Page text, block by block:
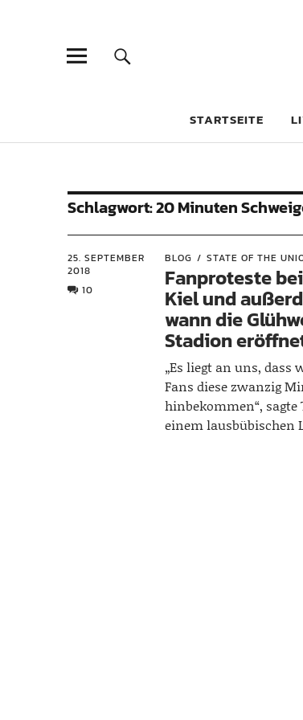
STARTSEITE
Schlagwort:20 Minuten
25. SEPTEMBER
2018
10
BLOG STATE OF THE
Fanproteste
Kiel und
wann die
Stadion
„Es liegt an uns, dass
Fans diese zwanzig
hinbekommen“,
einem lausbübischen